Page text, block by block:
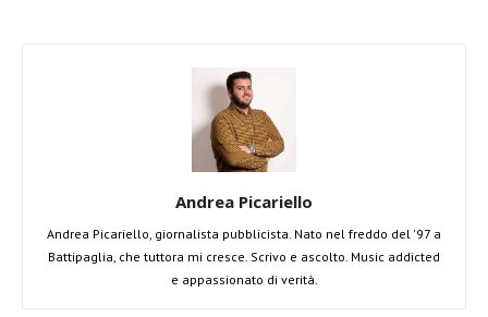
Andrea Picariello
Andrea Picariello, giornalista pubblicista. Nato nel freddo del '97 a
Battipaglia, che tuttora mi cresce. Scrivo e ascolto. Music addicted
e appassionato di verità.